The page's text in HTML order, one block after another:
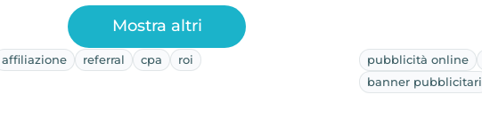
affiliazione referral cpa roi pubblicità online
banner pubblicitari
Mostra altri